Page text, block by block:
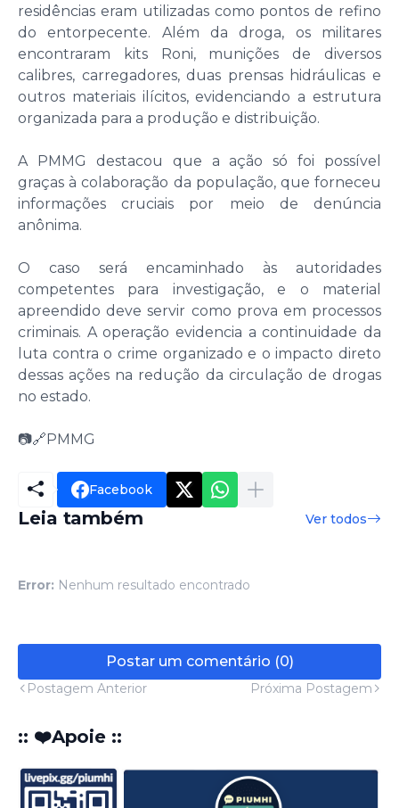
residências eram utilizadas como pontos de refino
do entorpecente. Além da droga, os militares
encontraram kits Roni, munições de diversos
calibres, carregadores, duas prensas hidráulicas e
outros materiais ilícitos, evidenciando a estrutura
organizada para a produção e distribuição.
A PMMG destacou que a ação só foi possível
graças à colaboração da população, que forneceu
informações cruciais por meio de denúncia
anônima.
O caso será encaminhado às autoridades
competentes para investigação, e o material
apreendido deve servir como prova em processos
criminais. A operação evidencia a continuidade da
luta contra o crime organizado e o impacto direto
dessas ações na redução da circulação de drogas
no estado.
📷🔗PMMG
Facebook
Leia também Ver todos
Error: Nenhum resultado encontrado
Postar um comentário (0)
Postagem Anterior Próxima Postagem
:: ❤️Apoie ::